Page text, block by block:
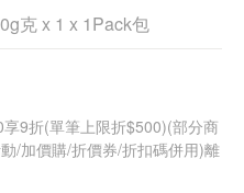
克 x 1 x 1Pack包
9折(單筆上限折$500)(部分商
/加價購/折價券/折扣碼併用)離